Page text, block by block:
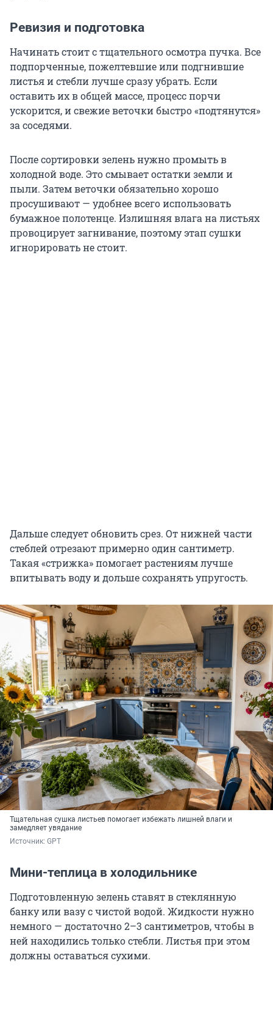
Ревизия и подготовка
Начинать стоит с тщательного осмотра пучка. Все
подпорченные, пожелтевшие или подгнившие
листья и стебли лучше сразу убрать. Если
оставить их в общей массе, процесс порчи
ускорится, и свежие веточки быстро «подтянутся»
за соседями.
После сортировки зелень нужно промыть в
холодной воде. Это смывает остатки земли и
пыли. Затем веточки обязательно хорошо
просушивают — удобнее всего использовать
бумажное полотенце. Излишняя влага на листьях
провоцирует загнивание, поэтому этап сушки
игнорировать не стоит.
Дальше следует обновить срез. От нижней части
стеблей отрезают примерно один сантиметр.
Такая «стрижка» помогает растениям лучше
впитывать воду и дольше сохранять упругость.
Тщательная сушка листьев помогает избежать лишней влаги и
замедляет увядание
Источник: GPT
Мини-теплица в холодильнике
Подготовленную зелень ставят в стеклянную
банку или вазу с чистой водой. Жидкости нужно
немного — достаточно2–3 сантиметров, чтобы в
ней находились только стебли. Листья при этом
должны оставаться сухими.